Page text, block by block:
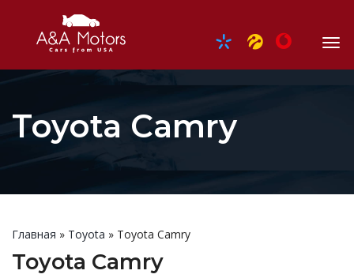
Toyota Camry
Главная » Toyota » Toyota Camry
Toyota Camry